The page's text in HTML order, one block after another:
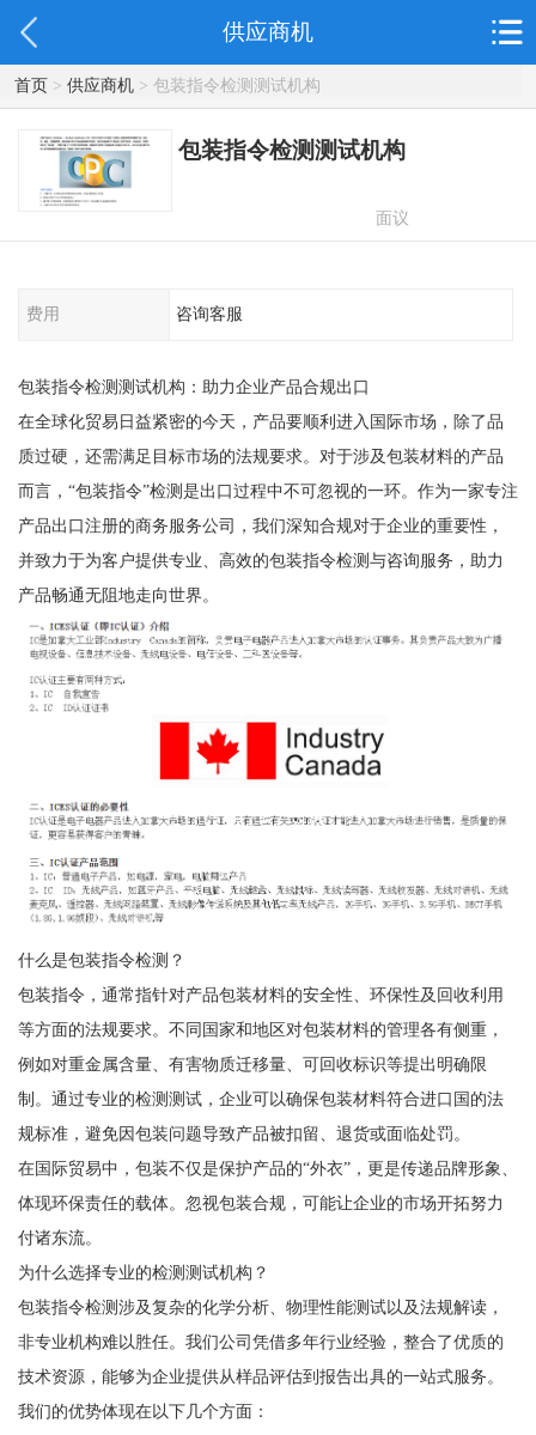
供应商机
首页> 供应商机> 包装指令检测测试机构
包装指令检测测试机构
面议
费用 咨询客服
包装指令检测测试机构：助力企业产品合规出口
在全球化贸易日益紧密的今天，产品要顺利进入国际市场，除了品
质过硬，还需满足目标市场的法规要求。对于涉及包装材料的产品
而言，“包装指令”检测是出口过程中不可忽视的一环。作为一家专注
产品出口注册的商务服务公司，我们深知合规对于企业的重要性，
并致力于为客户提供专业、高效的包装指令检测与咨询服务，助力
产品畅通无阻地走向世界。
什么是包装指令检测？
包装指令，通常指针对产品包装材料的安全性、环保性及回收利用
等方面的法规要求。不同国家和地区对包装材料的管理各有侧重，
例如对重金属含量、有害物质迁移量、可回收标识等提出明确限
制。通过专业的检测测试，企业可以确保包装材料符合进口国的法
规标准，避免因包装问题导致产品被扣留、退货或面临处罚。
在国际贸易中，包装不仅是保护产品的“外衣”，更是传递品牌形象、
体现环保责任的载体。忽视包装合规，可能让企业的市场开拓努力
付诸东流。
为什么选择专业的检测测试机构？
包装指令检测涉及复杂的化学分析、物理性能测试以及法规解读，
非专业机构难以胜任。我们公司凭借多年行业经验，整合了优质的
技术资源，能够为企业提供从样品评估到报告出具的一站式服务。
我们的优势体现在以下几个方面：